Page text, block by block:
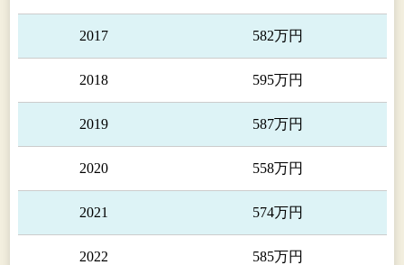
（3） 「その他製品」（日本）の製造・販売事業
における位置付けは、次のとおりであります。
電子回路検査機器用プローブ、歩行アシストロ
ボット等の製造・販売を行っております。
2017 582万円
2018 595万円
2019 587万円
2020 558万円
2021 574万円
2022 585万円